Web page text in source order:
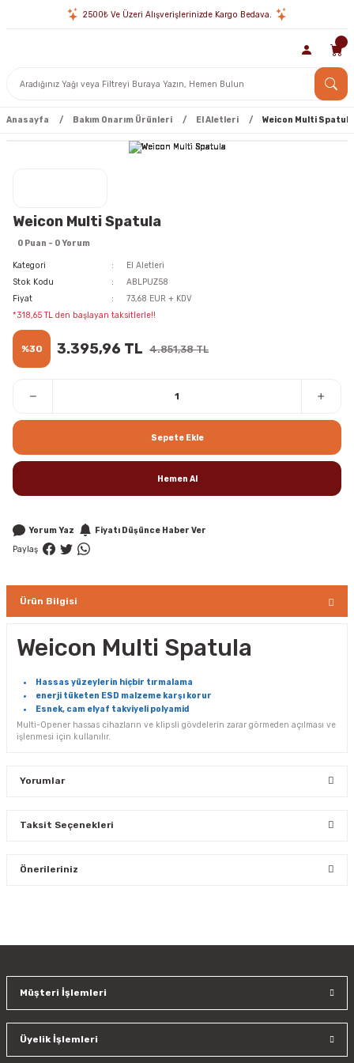
2500₺ Ve Üzeri Alışverişlerinizde Kargo Bedava.
Anasayfa Bakım Onarım Ürünleri El Aletleri Weicon Multi Spatula
Weicon Multi Spatula
0 Puan - 0 Yorum
Kategori
El Aletleri
Stok Kodu
ABLPUZ58
Fiyat
73,68 EUR + KDV
*318,65 TL den başlayan taksitlerle!!
%30 3.395,96 TL 4.851,38 TL
Sepete Ekle
Hemen Al
Yorum Yaz
Fiyatı Düşünce Haber Ver
Paylaş
Ürün Bilgisi
Weicon Multi Spatula
Hassas yüzeylerin hiçbir tırmalama
enerji tüketen ESD malzeme karşı korur
Esnek, cam elyaf takviyeli polyamid
Multi-Opener hassas cihazların ve klipsli gövdelerin zarar görmeden açılması ve
işlenmesi için kullanılır.
Yorumlar
Taksit Seçenekleri
Önerileriniz
Ürün resmi kalitesiz, bozuk veya görüntülenemiyor.
Ürün bilgilerinde hatalar bulunuyor.
Müşteri İşlemleri
Üyelik İşlemleri